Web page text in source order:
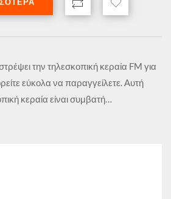
την τηλεσκοπική κεραία FM για
εύκολα να παραγγείλετε. Αυτή
κεραία είναι συμβατή…